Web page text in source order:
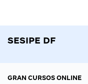
SESIPE DF
GRAN CURSOS ONLINE